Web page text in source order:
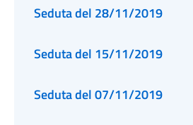
Seduta del 28/11/2019
Seduta del 15/11/2019
Seduta del 07/11/2019